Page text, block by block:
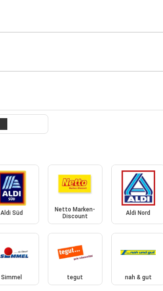
Aldi Süd
Netto Marken-
Discount
Aldi Nord
Simmel tegut nah & gut